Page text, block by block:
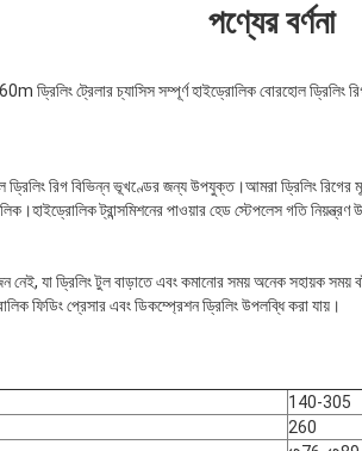
পণ্যের বর্ণনা
ড্রিলিং ট্রেলার চ্যাসিস সম্পূর্ণ হাইড্রোলিক বোরহোল ড্রিলিং
রিগ বিভিন্ন ভূখণ্ডের জন্য উপযুক্ত।আমরা ড্রিলিং রিগের
ট্রান্সমিশনের পাওয়ার হেড স্টেপলেস গতি নিয়ন্ত্রণ
নেই, যা ড্রিলিং টুল বাড়াতে এবং কমানোর সময় অনেক সহায়ক সময়
ফিডিং প্রেসার এবং ডিকম্প্রেশন ড্রিলিং উপলব্ধি করা যায়।
140-305
260